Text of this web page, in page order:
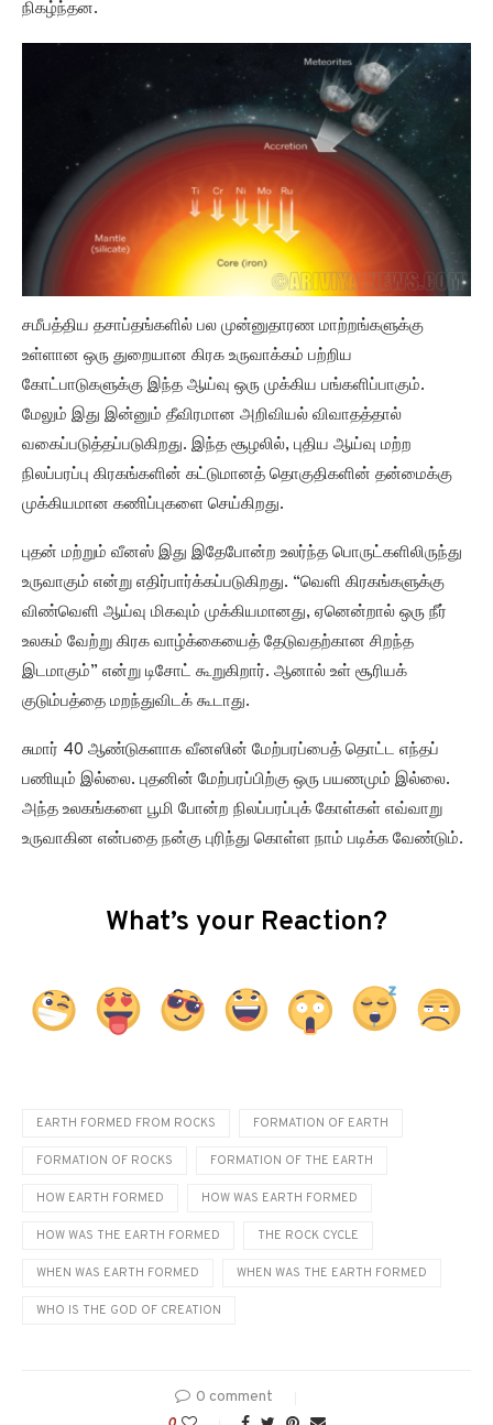
நிகழ்ந்தன.
சமீபத்திய தசாப்தங்களில் பல முன்னுதாரண மாற்றங்களுக்கு
உள்ளான ஒரு துறையான கிரக உருவாக்கம் பற்றிய
கோட்பாடுகளுக்கு இந்த ஆய்வு ஒரு முக்கிய பங்களிப்பாகும்.
மேலும் இது இன்னும் தீவிரமான அறிவியல் விவாதத்தால்
வகைப்படுத்தப்படுகிறது. இந்த சூழலில், புதிய ஆய்வு மற்ற
நிலப்பரப்பு கிரகங்களின் கட்டுமானத் தொகுதிகளின் தன்மைக்கு
முக்கியமான கணிப்புகளை செய்கிறது.
புதன் மற்றும் வீனஸ் இது இதேபோன்ற உலர்ந்த பொருட்களிலிருந்து
உருவாகும் என்று எதிர்பார்க்கப்படுகிறது. “வெளி கிரகங்களுக்கு
விண்வெளி ஆய்வு மிகவும் முக்கியமானது, ஏனென்றால் ஒரு நீர்
உலகம் வேற்று கிரக வாழ்க்கையைத் தேடுவதற்கான சிறந்த
இடமாகும்” என்று டிசோட் கூறுகிறார். ஆனால் உள் சூரியக்
குடும்பத்தை மறந்துவிடக் கூடாது.
சுமார் 40 ஆண்டுகளாக வீனஸின் மேற்பரப்பைத் தொட்ட எந்தப்
பணியும் இல்லை. புதனின் மேற்பரப்பிற்கு ஒரு பயணமும் இல்லை.
அந்த உலகங்களை பூமி போன்ற நிலப்பரப்புக் கோள்கள் எவ்வாறு
உருவாகின என்பதை நன்கு புரிந்து கொள்ள நாம் படிக்க வேண்டும்.
What’s your Reaction?
EARTH FORMED FROM ROCKS FORMATION OF EARTH
FORMATION OF ROCKS FORMATION OF THE EARTH
HOW EARTH FORMED HOW WAS EARTH FORMED
HOW WAS THE EARTH FORMED THE ROCK CYCLE
WHEN WAS EARTH FORMED WHEN WAS THE EARTH FORMED
WHO IS THE GOD OF CREATION
0 comment